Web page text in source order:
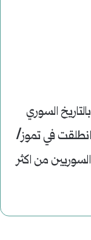
السوري
انطلقت في تموز/
السوريين من اكثر